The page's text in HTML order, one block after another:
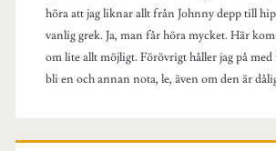
höra att jag liknar allt från Johnny depp till
vanlig grek. Ja, man får höra mycket. Här
om lite allt möjligt. Förövrigt håller jag på med
bli en och annan nota, le, även om den är